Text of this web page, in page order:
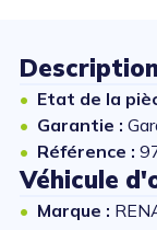
Description
Etat de la
Garantie :
Référence :
Véhicule
Marque :